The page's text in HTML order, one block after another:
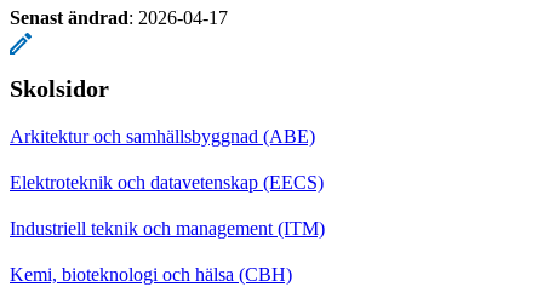
Senast ändrad: 2026-04-17
Skolsidor
Arkitektur och samhällsbyggnad (ABE)
Elektroteknik och datavetenskap (EECS)
Industriell teknik och management (ITM)
Kemi, bioteknologi och hälsa (CBH)